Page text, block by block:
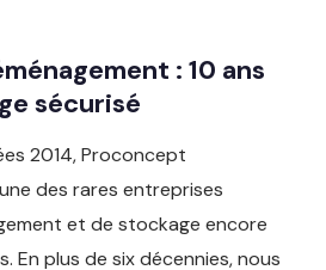
: 10 ans
sécurisé
2014, Proconcept
des rares entreprises
et de stockage encore
En plus de six décennies, nous